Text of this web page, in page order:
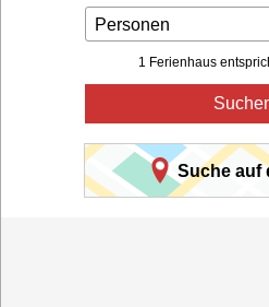
Personen
1 Ferienhaus
Suche auf
4,1 •